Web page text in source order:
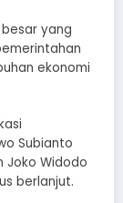
yang
ekonomi
Subianto
Joko Widodo
berlanjut.